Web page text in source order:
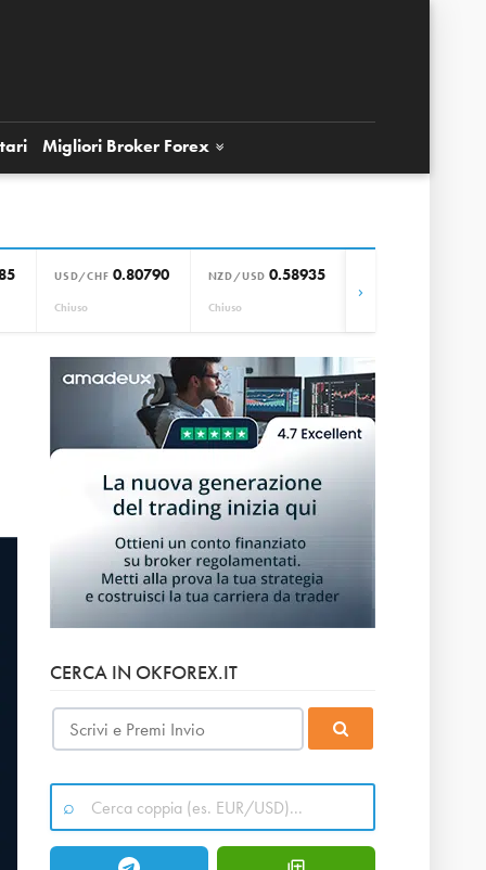
Migliori Broker Forex
USD/CHF 0.80790
Chiuso
NZD/USD 0.58935
Chiuso
›
CERCA IN OKFOREX.IT